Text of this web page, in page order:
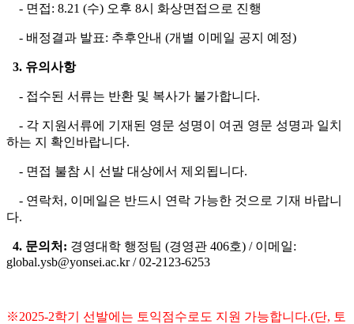
- 면접: 8.21 (수) 오후 8시 화상면접으로 진행
- 배정결과 발표: 추후안내 (개별 이메일 공지 예정)
3. 유의사항
- 접수된 서류는 반환 및 복사가 불가합니다.
- 각 지원서류에 기재된 영문 성명이 여권 영문 성명과 일치
하는 지 확인바랍니다.
- 면접 불참 시 선발 대상에서 제외됩니다.
- 연락처, 이메일은 반드시 연락 가능한 것으로 기재 바랍니
다.
4. 문의처: 경영대학 행정팀 (경영관 406호) / 이메일:
global.ysb@yonsei.ac.kr / 02-2123-6253
※2025-2학기 선발에는 토익점수로도 지원 가능합니다.(단, 토